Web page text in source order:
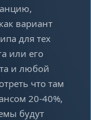
вариант
для тех
или его
и любой
что там
20-40%,
будут